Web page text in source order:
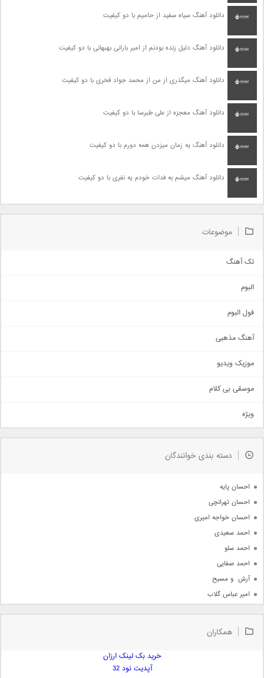
دانلود آهنگ سیاه سفید از حامیم با دو کیفیت
دانلود آهنگ دلیل زنده بودنم از امیر بارانی بهبهانی با دو کیفیت
دانلود آهنگ میگذری از من از محمد جواد فخری با دو کیفیت
دانلود آهنگ معجزه از علی طبرسا با دو کیفیت
دانلود آهنگ یه زمان میزدن همه دورم با دو کیفیت
دانلود آهنگ میشم به فدات خودم یه نفری با دو کیفیت
موضوعات
تک آهنگ
اجتماعی
حماسی
سنتی
اهنگ بندرعباسی
دمو
مذهبی
جدیدترین ها
البوم
فول البوم
آهنگ مذهبی
موزیک ویدیو
موسقی بی کلام
ویژه
دسته بندی خوانندگان
احسان پایه
احسان تهرانچی
احسان خواجه امیری
احمد سعیدی
احمد سلو
احمد صفایی
آرش  و مسیح
امیر عباس گلاب
امیر علی
همکاران
خرید بک لینک ارزان
آپدیت نود 32